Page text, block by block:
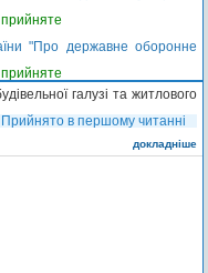
"Про державне оборонне
галузі та житлового
Прийнято в першому читанні
докладніше